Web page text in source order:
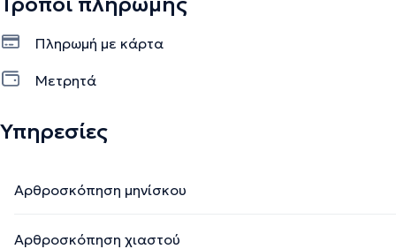
Πληρωμή με κάρτα
Μετρητά
Υπηρεσίες
Αρθροσκόπηση μηνίσκου
Αρθροσκόπηση χιαστού